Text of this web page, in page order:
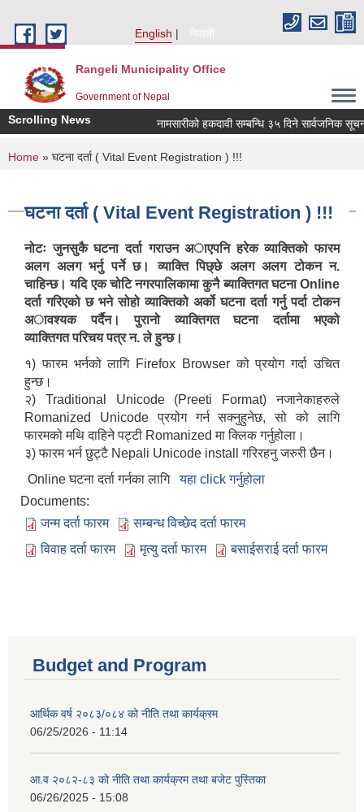
English
नेपाली
Rangeli Municipality Office
Government of Nepal
Scrolling News नामसारीको हकदावी सम्बन्धि ३५ दिने सार्वजनिक सूचना
You are here
Home » घटना दर्ता ( Vital Event Registration ) !!!
घटना दर्ता ( Vital Event Registration ) !!!
नोटः जुनसुकै घटना दर्ता गराउन अाएपनि हरेक व्याक्तिको फारम
अलग अलग भर्नु पर्ने छ। व्याक्ति पिछ्छे अलग अलग टोकन न.
चाहिन्छ। यदि एक चोटि नगरपालिकामा कुनै ब्याक्तिगत घटना Online
दर्ता गरिएको छ भने सोहो व्याक्तिको अर्को घटना दर्ता गर्नु पर्दा टोकन
अावश्यक पर्दैन। पुरानो व्याक्तिगत घटना दर्तामा भएको
व्याक्तिगत परिचय पत्र न. ले हुन्छ।
१) फारम भर्नको लागि Firefox Browser को प्रयोग गर्दा उचित
हुन्छ।
२) Traditional Unicode (Preeti Format) नजानेकाहरुले
Romanized Unicode प्रयोग गर्न सक्नुहुनेछ, सो को लागि
फारमको मथि दाहिने पट्टी Romanized मा क्लिक गर्नुहोला।
३) फारम भर्न छुट्टै Nepali Unicode install गरिरहनु जरुरी छैन।
Online घटना दर्ता गर्नका लागियहा click गर्नुहोला
Documents:
जन्म दर्ता फारम
सम्बन्ध विच्छेद दर्ता फारम
विवाह दर्ता फारम
मृत्यु दर्ता फारम बसाईसराई दर्ता फारम
Budget and Program
आर्थिक वर्ष २०८३/०८४ को नीति तथा कार्यक्रम
06/25/2026 - 11:14
आ.व २०८२-८३ को नीति तथा कार्यक्रम तथा बजेट पुस्तिका
06/26/2025 - 15:08